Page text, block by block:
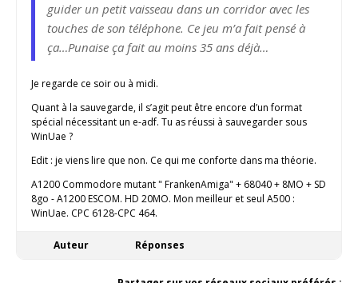
guider un petit vaisseau dans un corridor avec les
touches de son téléphone. Ce jeu m’a fait pensé à
ça…Punaise ça fait au moins 35 ans déjà…
Je regarde ce soir ou à midi.
Quant à la sauvegarde, il s’agit peut être encore d’un format
spécial nécessitant un e-adf. Tu as réussi à sauvegarder sous
WinUae ?
Edit : je viens lire que non. Ce qui me conforte dans ma théorie.
A1200 Commodore mutant " FrankenAmiga" + 68040 + 8MO + SD
8go - A1200 ESCOM. HD 20MO. Mon meilleur et seul A500 :
WinUae. CPC 6128-CPC 464.
Auteur Réponses